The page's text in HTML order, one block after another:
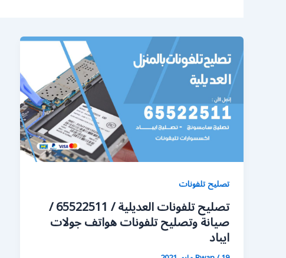
تصليح تلفونات
تصليح تلفونات العديلية / 65522511 /
صيانة وتصليح تلفونات هواتف جولات
ايباد